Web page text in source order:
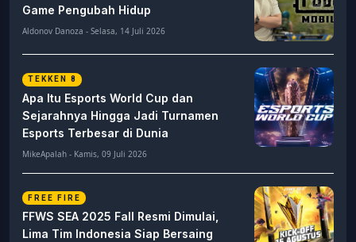
Game Pengubah Hidup
Aldonov Danoza - Selasa, 14 Juli 2026
TEKKEN 8
Apa Itu Esports World Cup dan
Sejarahnya Hingga Jadi Turnamen
Esports Terbesar di Dunia
MikeApalah - Kamis, 09 Juli 2026
FREE FIRE
FFWS SEA 2025 Fall Resmi Dimulai,
Lima Tim Indonesia Siap Bersaing